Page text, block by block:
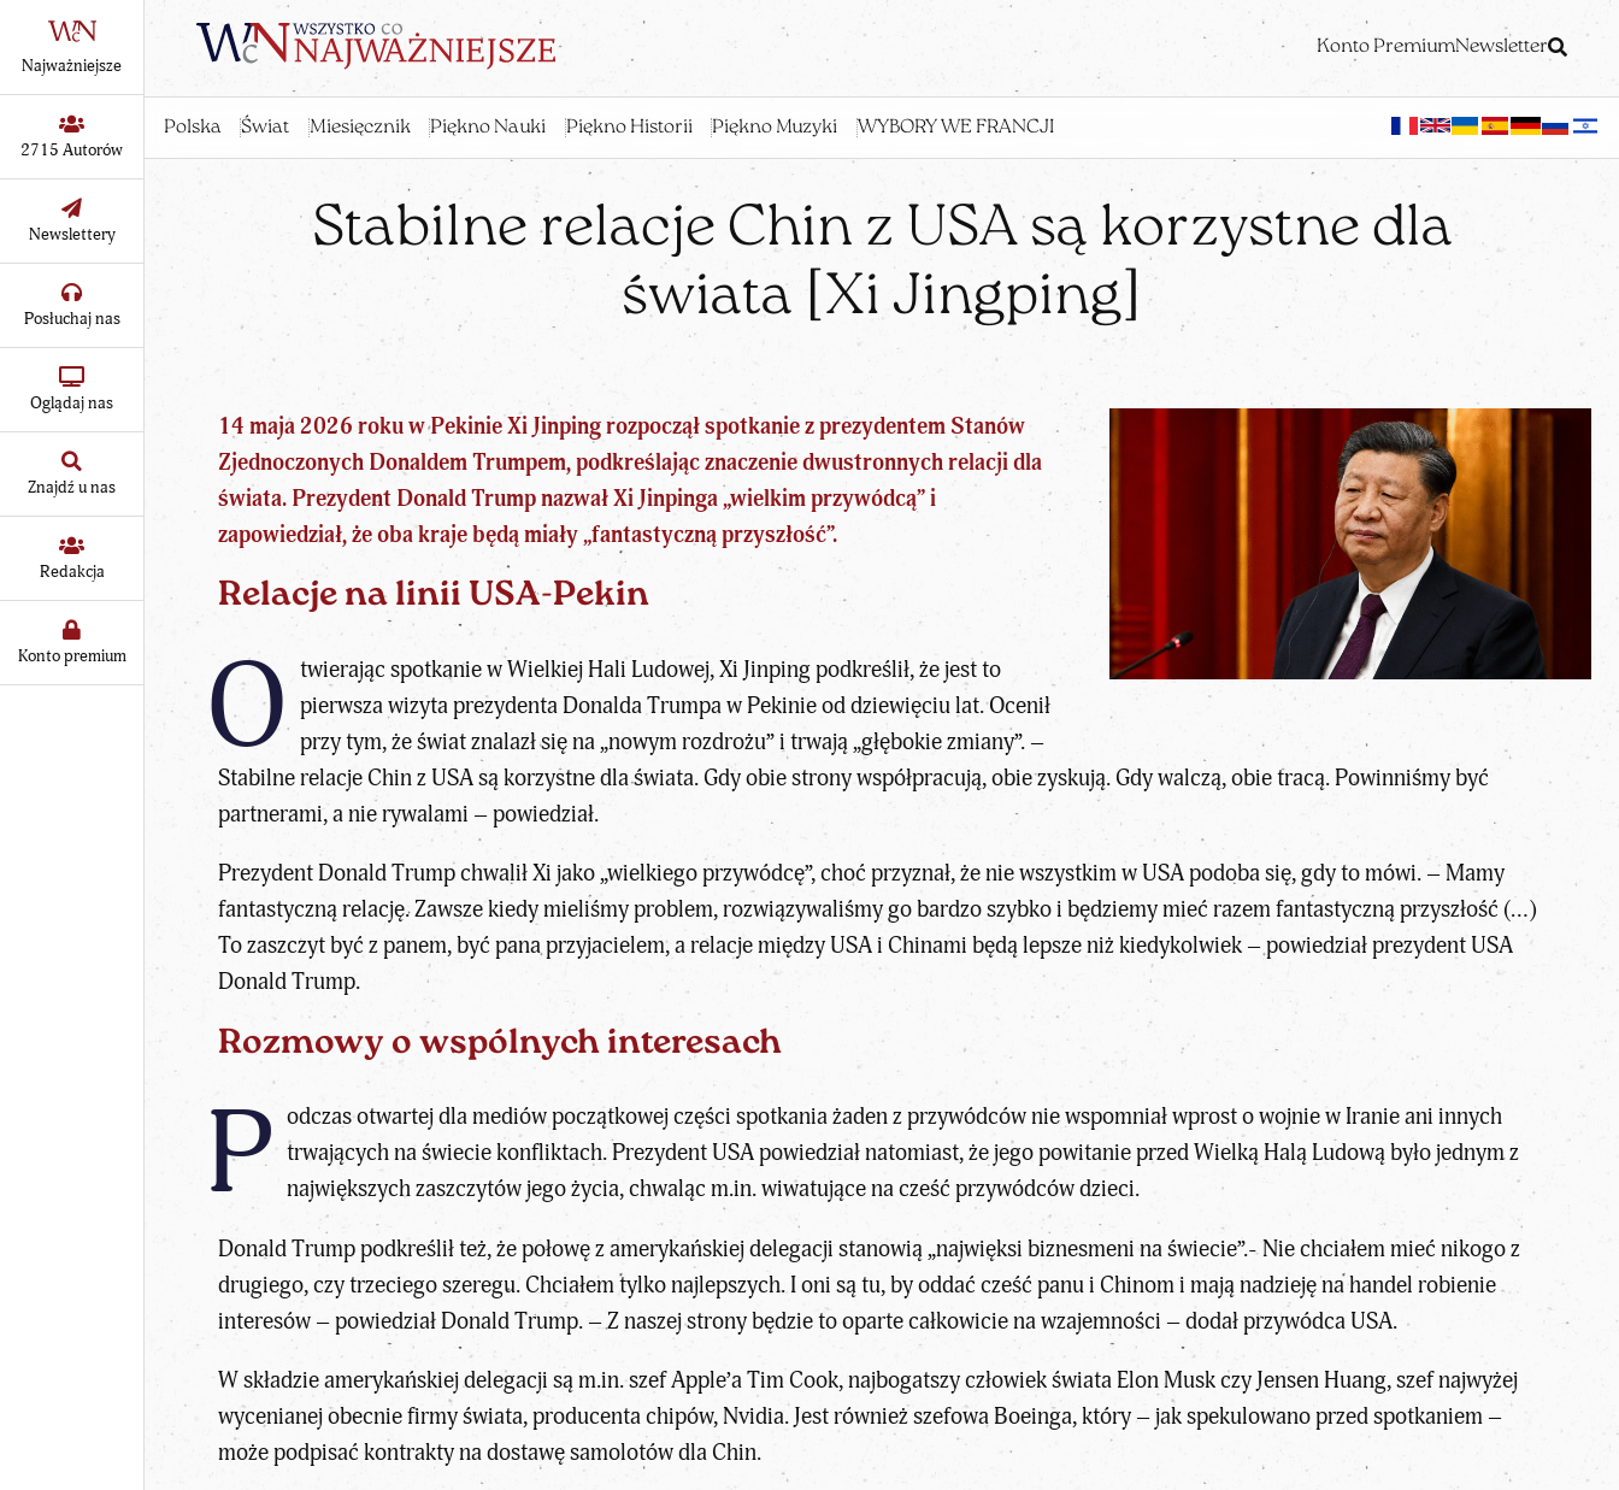
Konto PremiumNewsletter
Polska Świat Miesięcznik Piękno Nauki Piękno Historii Piękno Muzyki WYBORY WE FRANCJI
Najważniejsze
2715 Autorów
Newslettery
Posłuchaj nas
Oglądaj nas
Znajdź u nas
Redakcja
Konto premium
Stabilne relacje Chin z USA są korzystne dla
świata [Xi Jingping]
14 maja 2026 rokuw PekinieXi Jinping rozpoczął spotkaniez prezydentem Stanów
Zjednoczonych Donaldem Trumpem, podkreślając znaczenie dwustronnych relacji dla
świata. Prezydent Donald Trump nazwał Xi Jinpinga „wielkimprzywódcą” i
zapowiedział, że oba kraje będą miały „fantastyczną przyszłość”.
Relacje na linii USA-Pekin
O twierając spotkanie w Wielkiej Hali Ludowej,Xi Jinpingpodkreślił, że jest to
pierwszawizyta prezydenta Donalda Trumpa w Pekinieod dziewięciu lat. Ocenił
przy tym, że świat znalazł się na „nowym rozdrożu” i trwają „głębokie zmiany”. –
Stabilnerelacje Chin z USAsą korzystne dla świata. Gdy obie strony współpracują, obie zyskują. Gdy walczą, obie tracą. Powinniśmy być
partnerami, a nie rywalami – powiedział.
Prezydent Donald TrumpchwaliłXi jako „wielkiego przywódcę”, choć przyznał, że nie wszystkim w USA podoba się, gdy to mówi. – Mamy
fantastyczną relację. Zawsze kiedy mieliśmy problem, rozwiązywaliśmy go bardzo szybko i będziemy mieć razem fantastyczną przyszłość (…)
To zaszczyt być z panem, być pana przyjacielem, a relacje między USA i Chinami będą lepsze niż kiedykolwiek – powiedział prezydent USA
Donald Trump.
Rozmowy o wspólnych interesach
P odczas otwartej dla mediów początkowej części spotkania żaden z przywódców nie wspomniał wprost o wojnie w Iranie ani innych
trwających na świecie konfliktach. Prezydent USA powiedział natomiast, że jego powitanie przed Wielką Halą Ludową było jednym z
największych zaszczytów jego życia, chwaląc m.in. wiwatujące na cześć przywódców dzieci.
Donald Trump podkreślił też, że połowę z amerykańskiej delegacji stanowią „najwięksi biznesmeni na świecie”.- Nie chciałem mieć nikogo z
drugiego, czy trzeciego szeregu. Chciałem tylko najlepszych. I oni są tu, by oddać cześć panu i Chinom i mają nadzieję na handel robienie
interesów – powiedział Donald Trump. – Z naszej strony będzie to oparte całkowicie na wzajemności – dodał przywódca USA.
W składzie amerykańskiej delegacji są m.in. szef Apple’a Tim Cook, najbogatszy człowiek świata Elon Musk czy Jensen Huang, szef najwyżej
wycenianej obecnie firmy świata, producenta chipów, Nvidia. Jest również szefowa Boeinga, który – jak spekulowano przed spotkaniem –
może podpisać kontrakty na dostawę samolotów dla Chin.